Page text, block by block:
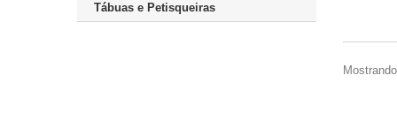
Tábuas e Petisqueiras